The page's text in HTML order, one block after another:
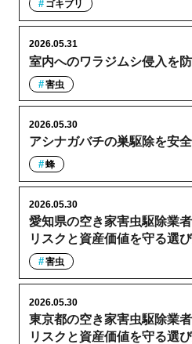
ゴキブリ
室内へのワラジムシ侵入を
2026.05.31
害虫
アシナガバチの巣駆除を安
2026.05.30
蜂
愛知県の空き家害虫駆除業
リスクと資産価値を守る選
2026.05.30
害虫
東京都の空き家害虫駆除業
リスクと資産価値を守る選
2026.05.30